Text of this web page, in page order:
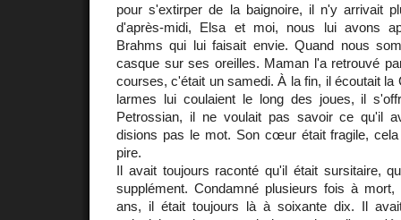
pour s'extirper de la baignoire, il n'y arrivait
d'après-midi, Elsa et moi, nous lui avons
Brahms qui lui faisait envie. Quand nous
casque sur ses oreilles. Maman l'a retrouvé
courses, c'était un samedi. À la fin, il écoutait
larmes lui coulaient le long des joues, il
Petrossian, il ne voulait pas savoir ce qu'il
disions pas le mot. Son cœur était fragile,
pire.
Il avait toujours raconté qu'il était sursitaire,
supplément. Condamné plusieurs fois à
ans, il était toujours là à soixante dix. Il